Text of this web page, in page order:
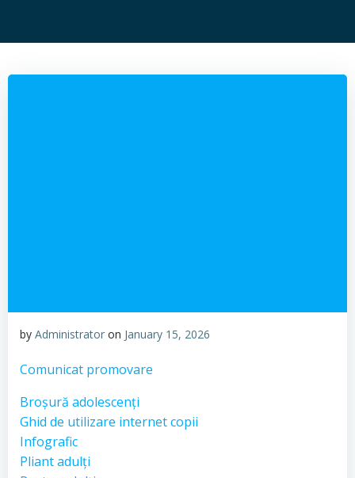
by Administrator on January 15, 2026
Comunicat promovare
Broșură adolescenți
Ghid de utilizare internet copii
Infografic
Pliant adulți